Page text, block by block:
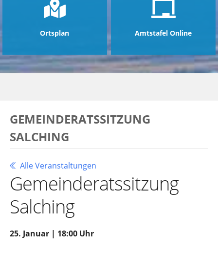
Ortsplan Amtstafel Online
GEMEINDERATSSITZUNG
SALCHING
Alle Veranstaltungen
Gemeinderatssitzung
Salching
25. Januar | 18:00 Uhr